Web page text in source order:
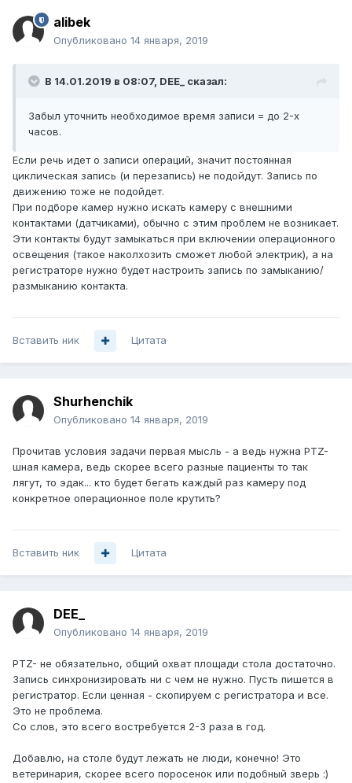
alibek
Опубликовано 14 января, 2019
В 14.01.2019 в 08:07, DEE_ сказал:
Забыл уточнить необходимое время записи = до 2-х
часов.
Если речь идет о записи операций, значит постоянная
циклическая запись (и перезапись) не подойдут. Запись по
движению тоже не подойдет.
При подборе камер нужно искать камеру с внешними
контактами (датчиками), обычно с этим проблем не возникает.
Эти контакты будут замыкаться при включении операционного
освещения (такое наколхозить сможет любой электрик), а на
регистраторе нужно будет настроить запись по замыканию/
размыканию контакта.
Вставить ник Цитата
Shurhenchik
Опубликовано 14 января, 2019
Прочитав условия задачи первая мысль - а ведь нужна PTZ-
шная камера, ведь скорее всего разные пациенты то так
лягут, то эдак... кто будет бегать каждый раз камеру под
конкретное операционное поле крутить?
Вставить ник Цитата
DEE_
Опубликовано 14 января, 2019
PTZ- не обязательно, общий охват площади стола достаточно.
Запись синхронизировать ни с чем не нужно. Пусть пишется в
регистратор. Если ценная - скопируем с регистратора и все.
Это не проблема.
Со слов, это всего востребуется 2-3 раза в год.
Добавлю, на столе будут лежать не люди, конечно! Это
ветеринария, скорее всего поросенок или подобный зверь :)